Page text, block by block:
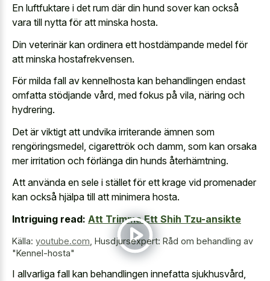
En luftfuktare i det rum där din hund sover kan också
vara till nytta för att minska hosta.
Din veterinär kan ordinera ett hostdämpande medel för
att minska hostafrekvensen.
För milda fall av kennelhosta kan behandlingen endast
omfatta stödjande vård, med fokus på vila, näring och
hydrering.
Det är viktigt att undvika irriterande ämnen som
rengöringsmedel, cigarettrök och damm, som kan orsaka
mer irritation och förlänga din hunds återhämtning.
Att använda en sele i stället för ett krage vid promenader
kan också hjälpa till att minimera hosta.
Intriguing read: Att Trimma Ett Shih Tzu-ansikte
Källa: youtube.com Husdjursexpert: Råd om behandling av
"Kennel-hosta"
I allvarliga fall kan behandlingen innefatta sjukhusvård,